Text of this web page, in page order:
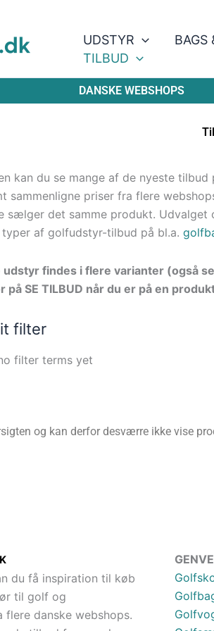
UDSTYR BAGS
TILBUD
DANSKE WEBSHOPS
kan du se mange af de nyeste
sammenligne priser fra flere
sælger det samme produkt.
af golfudstyr-tilbud på bl.a.
udstyr findes i flere varianter (også
på SE TILBUD når du er på en
filter
filter terms yet
og kan derfor desværre ikke vise
du få inspiration til køb
til golf og
flere danske webshops.